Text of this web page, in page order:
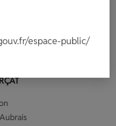
espace-public/